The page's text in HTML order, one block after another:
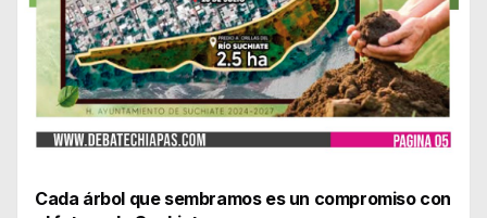
Cada árbol que sembramos es un compromiso con